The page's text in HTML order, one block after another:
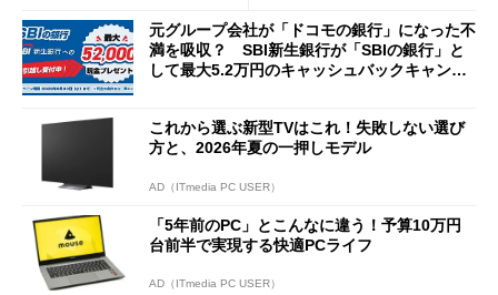
元グループ会社が「ドコモの銀行」になった不
満を吸収？ SBI新生銀行が「SBIの銀行」と
して最大5.2万円のキャッシュバックキャンペ
これから選ぶ新型TVはこれ！失敗しない選び
方と、2026年夏の一押しモデル
AD（ITmedia PC USER）
「5年前のPC」とこんなに違う！予算10万円
台前半で実現する快適PCライフ
AD（ITmedia PC USER）